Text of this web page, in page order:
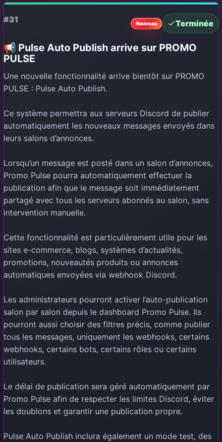
#31 Nouveau Terminée
📢 Pulse Auto Publish arrive sur PROMO
PULSE
Une nouvelle fonctionnalité arrive bientôt sur PROMO
PULSE : Pulse Auto Publish.
Ce système permettra aux serveurs Discord de publier
automatiquement les nouveaux messages envoyés dans
leurs salons d’annonces.
Lorsqu’un message est posté dans un salon d’annonces,
Promo Pulse pourra automatiquement effectuer la
publication afin que le message soit immédiatement
partagé avec tous les serveurs abonnés au salon, sans
intervention manuelle.
Cette fonctionnalité est particulièrement utile pour les
sites e-commerce, blogs, systèmes d’actualités,
promotions, nouveautés produits ou annonces
automatiques envoyées via webhook Discord.
Les administrateurs pourront activer l’auto-publication
salon par salon depuis le dashboard Promo Pulse. Ils
pourront aussi choisir des filtres précis, comme publier
tous les messages, uniquement les webhooks, certains
webhooks, certains bots, certains rôles ou certains
utilisateurs.
Le délai de publication sera géré automatiquement par
Promo Pulse afin de respecter les limites Discord, éviter
les doublons et garantir une publication propre.
Pulse Auto Publish inclura également un mode test, des